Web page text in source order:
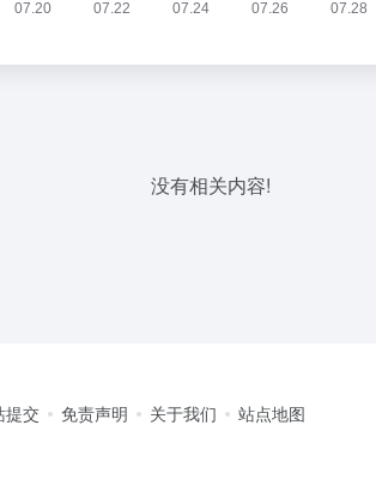
没有相关内容!
提交 免责声明 关于我们 站点地图